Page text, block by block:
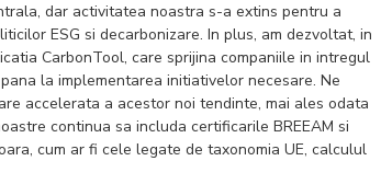
dar activitatea noastra s-a extins pentru a
ESG si decarbonizare. In plus, am dezvoltat, in
CarbonTool, care sprijina companiile in intregul
la implementarea initiativelor necesare. Ne
accelerata a acestor noi tendinte, mai ales odata
continua sa includa certificarile BREEAM si
cum ar fi cele legate de taxonomia UE, calculul